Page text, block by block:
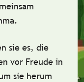
sie es, die
vor Freude in
sie herum